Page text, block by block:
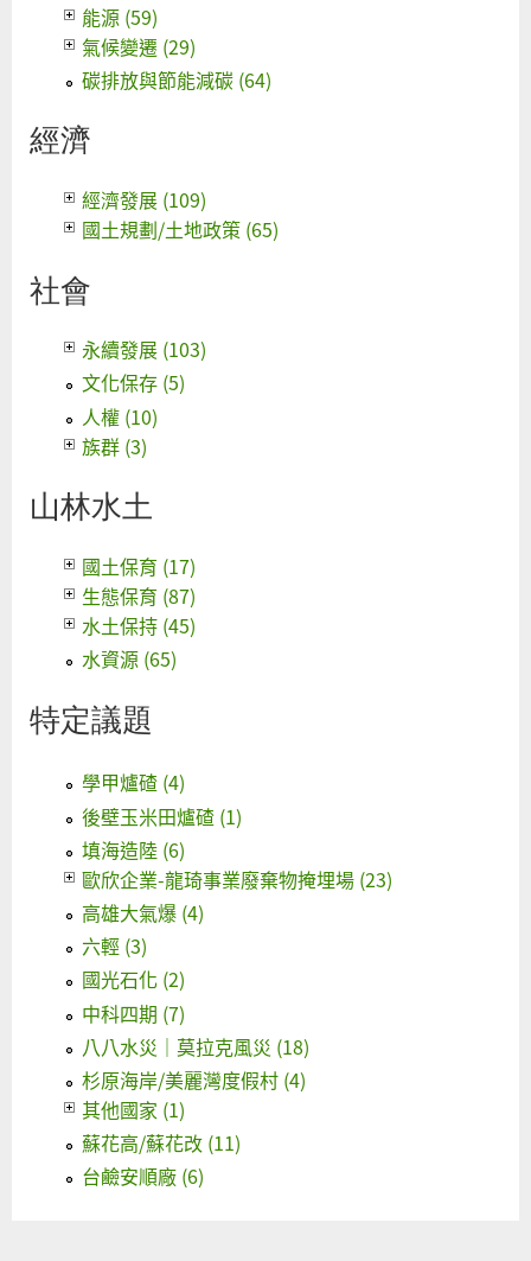
能源 (59)
氣候變遷 (29)
碳排放與節能減碳 (64)
經濟
經濟發展 (109)
國土規劃/土地政策 (65)
社會
永續發展 (103)
文化保存 (5)
人權 (10)
族群 (3)
山林水土
國土保育 (17)
生態保育 (87)
水土保持 (45)
水資源 (65)
特定議題
學甲爐碴 (4)
後壁玉米田爐碴 (1)
填海造陸 (6)
歐欣企業-龍琦事業廢棄物掩埋場 (23)
高雄大氣爆 (4)
六輕 (3)
國光石化 (2)
中科四期 (7)
八八水災｜莫拉克風災 (18)
杉原海岸/美麗灣度假村 (4)
其他國家 (1)
蘇花高/蘇花改 (11)
台鹼安順廠 (6)